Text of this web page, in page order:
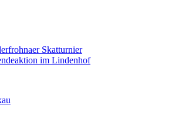
Skatturnier
im Lindenhof